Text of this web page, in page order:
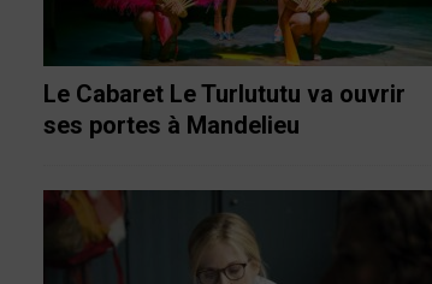
Le Cabaret Le Turlututu va ouvrir
ses portes à Mandelieu